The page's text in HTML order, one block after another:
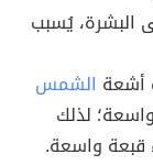
البشرة، يُسبب
الشمس
لذلك
واسعة.